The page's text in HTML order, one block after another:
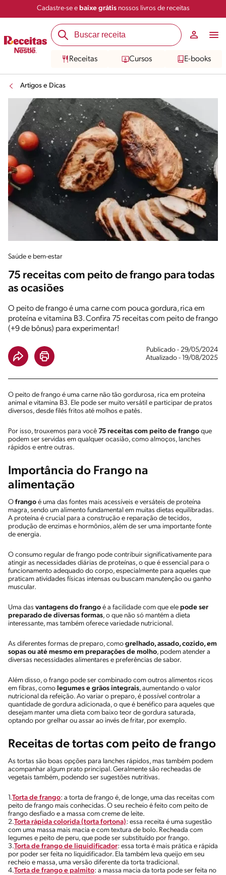
Cadastre-se e baixe grátisnossos livros de receitas
Receitas Cursos E-books
Artigos e Dicas
Saúde e bem-estar
75 receitas com peito de frango para todas
as ocasiões
O peito de frango é uma carne com pouca gordura, rica em
proteína e vitamina B3. Confira 75 receitas com peito de frango
(+9 de bônus) para experimentar!
Publicado - 29/05/2024
Atualizado - 19/08/2025
O peito de frango é uma carne não tão gordurosa, rica em proteína
animal e vitamina B3. Ele pode ser muito versátil e participar de pratos
diversos, desde filés fritos até molhos e patês.
Por isso, trouxemos para você 75 receitas com peito de frango que
podem ser servidas em qualquer ocasião, como almoços, lanches
rápidos e entre outras.
Importância do Frango na
alimentação
O frango é uma das fontes mais acessíveis e versáteis de proteína
magra, sendo um alimento fundamental em muitas dietas equilibradas.
A proteína é crucial para a construção e reparação de tecidos,
produção de enzimas e hormônios, além de ser uma importante fonte
de energia.
O consumo regular de frango pode contribuir significativamente para
atingir as necessidades diárias de proteínas, o que é essencial para o
funcionamento adequado do corpo, especialmente para aqueles que
praticam atividades físicas intensas ou buscam manutenção ou ganho
muscular.
Uma das vantagens do frango é a facilidade com que ele pode ser
preparado de diversas formas, o que não só mantém a dieta
interessante, mas também oferece variedade nutricional.
As diferentes formas de preparo, como grelhado, assado, cozido, em
sopas ou até mesmo em preparações de molho, podem atender a
diversas necessidades alimentares e preferências de sabor.
Além disso, o frango pode ser combinado com outros alimentos ricos
em fibras, como legumes e grãos integrais, aumentando o valor
nutricional da refeição. Ao variar o preparo, é possível controlar a
quantidade de gordura adicionada, o que é benéfico para aqueles que
desejam manter uma dieta com baixo teor de gordura saturada,
optando por grelhar ou assar ao invés de fritar, por exemplo.
Receitas de tortas com peito de frango
As tortas são boas opções para lanches rápidos, mas também podem
acompanhar algum prato principal. Geralmente são recheadas de
vegetais também, podendo ser sugestões nutritivas.
1.Torta de frango: a torta de frango é, de longe, uma das receitas com
peito de frango mais conhecidas. O seu recheio é feito com peito de
frango desfiado e a massa com creme de leite.
2.Torta rápida colorida (torta fortona): essa receita é uma sugestão
com uma massa mais macia e com textura de bolo. Recheada com
legumes e peito de peru, que pode ser substituído por frango.
3.Torta de frango de liquidificador: essa torta é mais prática e rápida
por poder ser feita no liquidificador. Ela também leva queijo em seu
recheio e massa, uma versão diferente da torta tradicional.
4.Torta de frango e palmito: a massa macia da torta pode ser feita no